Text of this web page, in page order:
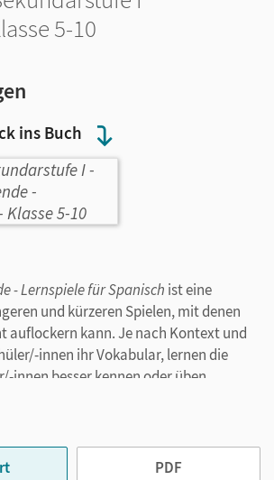
ins Buch
5-10
- Lernspiele für Spanisch ist eine
und kürzeren Spielen, mit denen
auflockern kann. Je nach Kontext und
innen ihr Vokabular, lernen die
innen besser kennen oder üben
der Spaß nicht aus den Augen
nach Santiago geben den
PDF